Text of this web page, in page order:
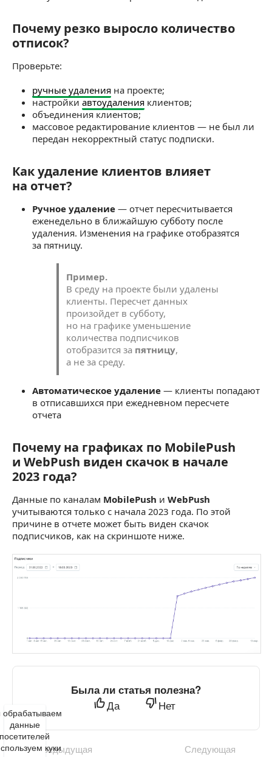
Почему резко выросло количество отписок?
Почему резко выросло количество
отписок?
Проверьте:
ручные удаления на проекте;
настройки автоудаления клиентов;
объединения клиентов;
массовое редактирование клиентов — не был ли
передан некорректный статус подписки.
Как удаление клиентов влияет на отчет?
Как удаление клиентов влияет
на отчет?
Ручное удаление — отчет пересчитывается
еженедельно в ближайшую субботу после
удаления. Изменения на графике отобразятся
за пятницу.
Пример.
В среду на проекте были удалены
клиенты. Пересчет данных
произойдет в субботу,
но на графике уменьшение
количества подписчиков
отобразится за пятницу,
а не за среду.
Автоматическое удаление — клиенты попадают
в отписавшихся при ежедневном пересчете
отчета
Почему на графиках по MobilePush и
Почему на графиках по MobilePush
и WebPush виден скачок в начале
2023 года?
Данные по каналам MobilePush и WebPush
учитываются только с начала 2023 года. По этой
причине в отчете может быть виден скачок
подписчиков, как на скриншоте ниже.
Была ли статья полезна?
Да Нет
Предыдущая
Следующая
данные
посетителей
куки